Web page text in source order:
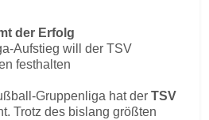
der Erfolg
Aufstieg will der TSV
festhalten
Gruppenliga hat der TSV
Trotz des bislang größten